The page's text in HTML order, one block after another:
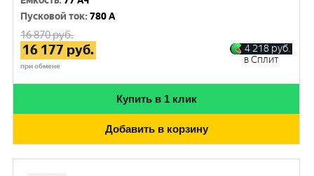
Пусковой ток:780 A
16 870руб.
16 177 руб.
при обмене
4 218 руб.
в Сплит
Купить в 1 клик
Добавить в корзину